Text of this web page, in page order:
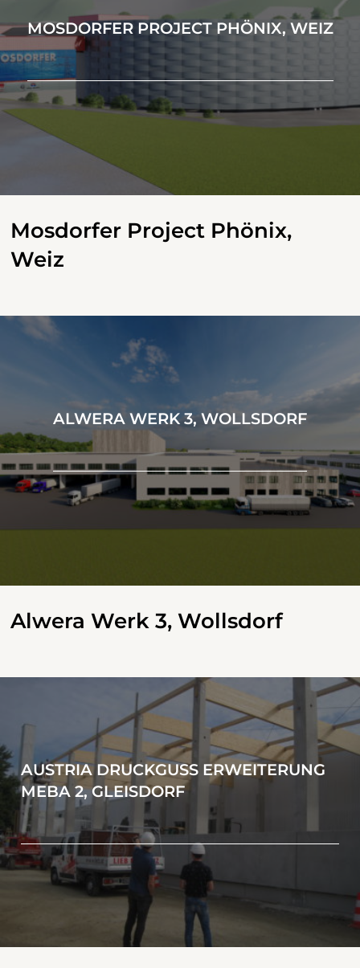
MOSDORFER PROJECT PHÖNIX, WEIZ
Mosdorfer Project Phönix,
Weiz
ALWERA WERK 3, WOLLSDORF
Alwera Werk 3, Wollsdorf
AUSTRIA DRUCKGUSS ERWEITERUNG
MEBA 2, GLEISDORF